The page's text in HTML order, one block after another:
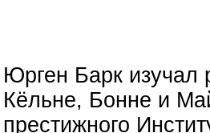
Юрген Барк изучал
Кёльне, Бонне и
престижного